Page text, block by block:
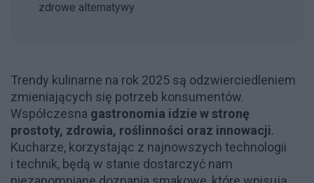
zdrowe alternatywy
Trendy kulinarne na rok 2025 są odzwierciedleniem
zmieniających się potrzeb konsumentów.
Współczesna gastronomia idzie w stronę
prostoty, zdrowia, roślinności oraz innowacji.
Kucharze, korzystając z najnowszych technologii
i technik, będą w stanie dostarczyć nam